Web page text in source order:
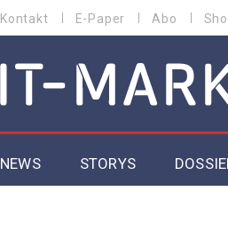
Kontakt E-Paper Abo
MAIN NAVIGATION
NEWS STORYS